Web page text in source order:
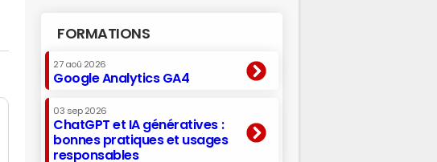
FORMATIONS
27 aoû 2026
Google Analytics GA4
03 sep 2026
ChatGPT et IA génératives :
bonnes pratiques et usages
responsables